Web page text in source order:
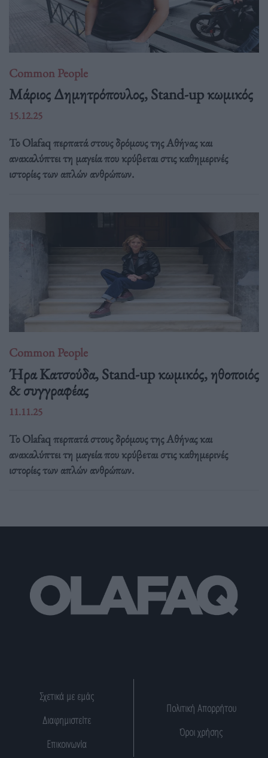
Common People
Mάριος Δημητρόπουλος, Stand-up κωμικός
15.12.25
Το Olafaq περπατά στους δρόμους της Αθήνας και
ανακαλύπτει τη μαγεία που κρύβεται στις καθημερινές
ιστορίες των απλών ανθρώπων.
Common People
Ήρα Κατσούδα, Stand-up κωμικός, ηθοποιός
& συγγραφέας
11.11.25
Το Olafaq περπατά στους δρόμους της Αθήνας και
ανακαλύπτει τη μαγεία που κρύβεται στις καθημερινές
ιστορίες των απλών ανθρώπων.
Σχετικά με εμάς
Διαφημιστείτε
Επικοινωνία
Πολιτική Απορρήτου
Όροι χρήσης